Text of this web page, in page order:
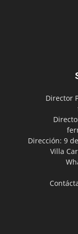
Director
Dirección: 9
Villa